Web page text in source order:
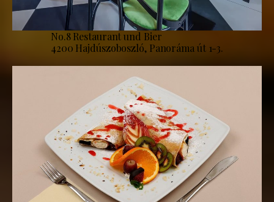
No.8 Restaurant und Bier
4200 Hajdúszoboszló, Panoráma út 1-3.